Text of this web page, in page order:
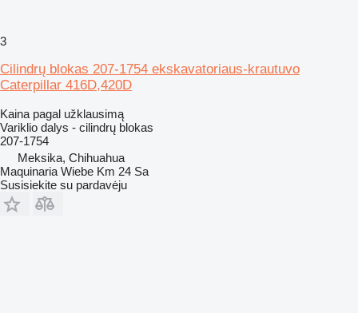
3
Cilindrų blokas 207-1754 ekskavatoriaus-krautuvo
Caterpillar 416D,420D
Kaina pagal užklausimą
Variklio dalys - cilindrų blokas
207-1754
Meksika, Chihuahua
Maquinaria Wiebe Km 24 Sa
Susisiekite su pardavėju